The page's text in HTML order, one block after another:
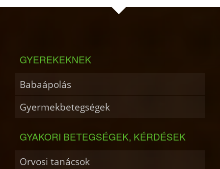
GYEREKEKNEK
Babaápolás
Gyermekbetegségek
GYAKORI BETEGSÉGEK, KÉRDÉSEK
Orvosi tanácsok